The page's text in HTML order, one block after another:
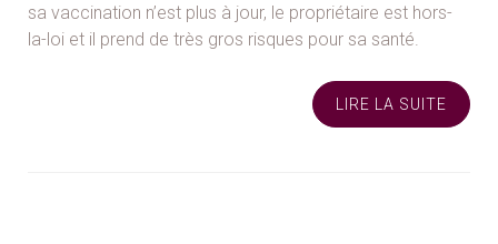
sa vaccination n’est plus à jour, le propriétaire est hors-
la-loi et il prend de très gros risques pour sa santé.
LIRE LA SUITE